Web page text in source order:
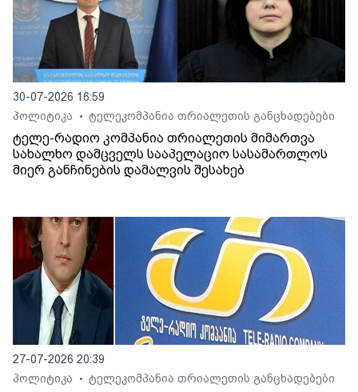
30-07-2026 16:59
პოლიტიკა
• ტელეკომპანია თრიალეთის განცხადებები
ტელე-რადიო კომპანია თრიალეთის მიმართვა
სახალხო დამცველს სააპელაციო სასამართლოს
მიერ განჩინების დამალვის შესახებ
27-07-2026 20:39
პოლიტიკა
• ტელეკომპანია თრიალეთის განცხადებები